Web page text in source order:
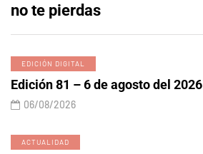
no te pierdas
EDICIÓN DIGITAL
Edición 81 – 6 de agosto del 2026
06/08/2026
ACTUALIDAD